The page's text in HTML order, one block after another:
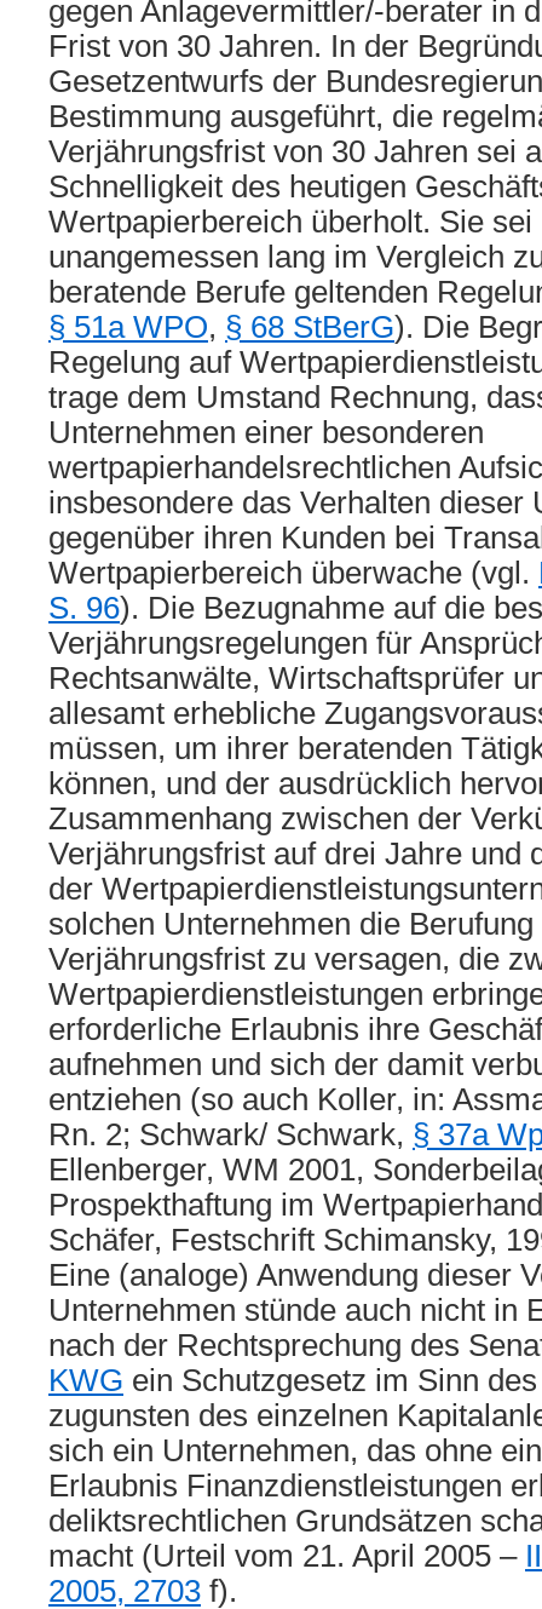
gegen Anlagevermittler/-berater in
Frist von 30 Jahren. In der
Gesetzentwurfs der
Bestimmung ausgeführt, die
Verjährungsfrist von 30 Jahren sei
Schnelligkeit des heutigen
Wertpapierbereich überholt. Sie sei
unangemessen lang im Vergleich
beratende Berufe geltenden
§ 51a WPO, § 68 StBerG). Die
Regelung auf
trage dem Umstand Rechnung,
Unternehmen einer besonderen
wertpapierhandelsrechtlichen
insbesondere das Verhalten dieser
gegenüber ihren Kunden bei
Wertpapierbereich überwache (vgl.
S. 96). Die Bezugnahme auf die
Verjährungsregelungen für
Rechtsanwälte, Wirtschaftsprüfer
allesamt erhebliche
müssen, um ihrer beratenden
können, und der ausdrücklich
Zusammenhang zwischen der
Verjährungsfrist auf drei Jahre und
der
solchen Unternehmen die
Verjährungsfrist zu versagen, die
Wertpapierdienstleistungen
erforderliche Erlaubnis ihre
aufnehmen und sich der damit
entziehen (so auch Koller, in:
Rn. 2; Schwark/ Schwark, § 37a
Ellenberger, WM 2001,
Prospekthaftung im
Schäfer, Festschrift Schimansky,
Eine (analoge) Anwendung dieser
Unternehmen stünde auch nicht in
nach der Rechtsprechung des
KWG ein Schutzgesetz im Sinn
zugunsten des einzelnen
sich ein Unternehmen, das ohne
Erlaubnis Finanzdienstleistungen
deliktsrechtlichen Grundsätzen
macht (Urteil vom 21. April 2005 –
2005, 2703 f).